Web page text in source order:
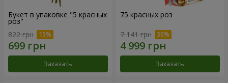
Букет в упаковке "5 красных
роз"
822 грн
Заказать
75 красных роз
7 141 грн
Заказать